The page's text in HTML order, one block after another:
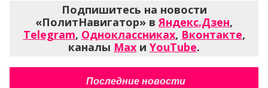
Подпишитесь на новости
«ПолитНавигатор» вЯндекс.Дзен,
Telegram, Одноклассниках, Вконтакте,
каналы Max и YouTube.
Последние новости